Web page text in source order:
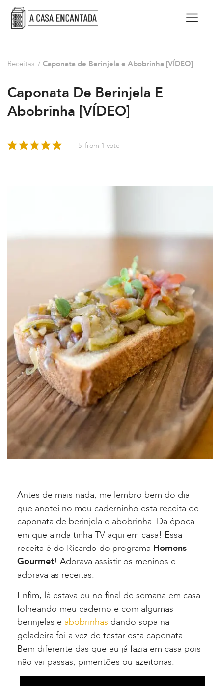
Receitas / Caponata de Berinjela e Abobrinha [VÍDEO]
Caponata De Berinjela E
Abobrinha [VÍDEO]
5 from 1 vote
Antes de mais nada, me lembro bem do dia
que anotei no meu caderninho esta receita de
caponata de berinjela e abobrinha. Da época
em que ainda tinha TV aqui em casa! Essa
receita é do Ricardo do programa Homens
Gourmet! Adorava assistir os meninos e
adorava as receitas.
Enfim, lá estava eu no final de semana em casa
folheando meu caderno e com algumas
berinjelas e abobrinhas dando sopa na
geladeira foi a vez de testar esta caponata.
Bem diferente das que eu já fazia em casa pois
não vai passas, pimentões ou azeitonas.